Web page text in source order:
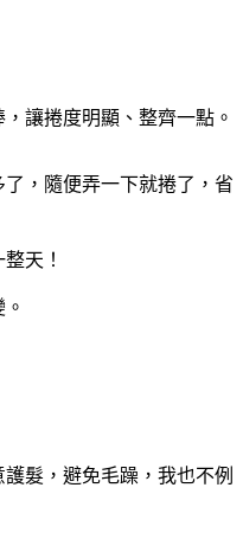
讓捲度明顯、整齊一點。
，隨便弄一下就捲了，省
天！
髮，避免毛躁，我也不例